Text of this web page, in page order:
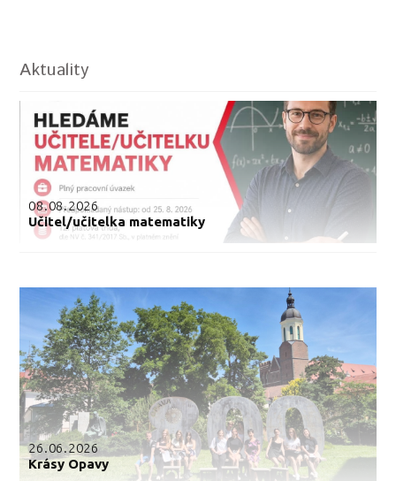
Aktuality
08.08.2026
Učitel/učitelka matematiky
26.06.2026
Krásy Opavy